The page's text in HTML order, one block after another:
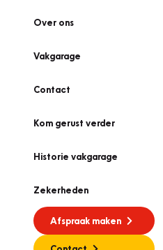
Over ons
Vakgarage
Contact
Kom gerust verder
Historie vakgarage
Zekerheden
Afspraak maken